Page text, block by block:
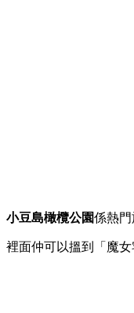
小豆島橄欖公園係熱門
裡面仲可以搵到「魔